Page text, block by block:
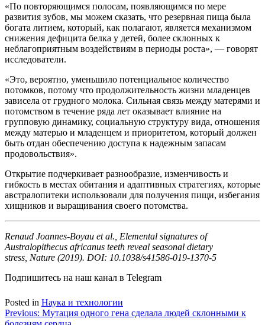
«По повторяющимся полосам, появляющимся по мере
развития зубов, мы можем сказать, что резервная пища была
богата литием, который, как полагают, является механизмом
снижения дефицита белка у детей, более склонных к
неблагоприятным воздействиям в периоды роста», — говорят
исследователи.
«Это, вероятно, уменьшило потенциальное количество
потомков, потому что продолжительность жизни младенцев
зависела от грудного молока. Сильная связь между матерями и
потомством в течение ряда лет оказывает влияние на
групповую динамику, социальную структуру вида, отношения
между матерью и младенцем и приоритетом, который должен
быть отдан обеспечению доступа к надежным запасам
продовольствия».
Открытие подчеркивает разнообразие, изменчивость и
гибкость в местах обитания и адаптивных стратегиях, которые
австралопитеки использовали для получения пищи, избегания
хищников и выращивания своего потомства.
Renaud Joannes-Boyau et al., Elemental signatures of
Australopithecus africanus teeth reveal seasonal dietary
stress, Nature (2019). DOI: 10.1038/s41586-019-1370-5
Подпишитесь на наш канал в Telegram
Posted in Наука и технологии
Навигация
Previous: Мутация одного гена сделала людей склонными к